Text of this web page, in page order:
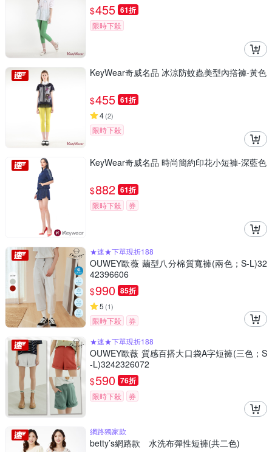
$455 61折
限時下殺
KeyWear奇威名品 冰涼防蚊蟲美型內撘褲-黃色
$455 61折
4(2)
限時下殺
KeyWear奇威名品 時尚簡約印花小短褲-深藍色
$882 61折
限時下殺 券
★速★下單現折188
OUWEY歐薇 繭型八分棉質寬褲(兩色；S-L)32
42396606
$990 85折
5 (1)
限時下殺
券
★速★下單現折188
OUWEY歐薇 質感百搭大口袋A字短褲(三色；S
-L)3242326072
$590 76折
限時下殺 券
網路獨家款
betty’s網路款 水洗布彈性短褲(共二色)